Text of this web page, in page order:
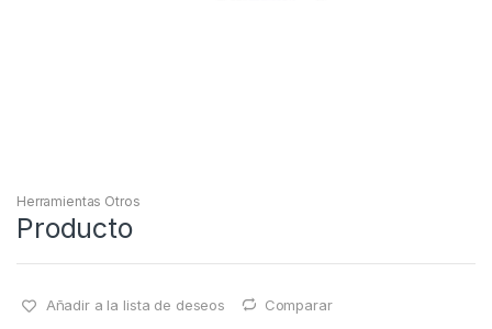
Herramientas Otros
Producto
Añadir a la lista de deseos Comparar